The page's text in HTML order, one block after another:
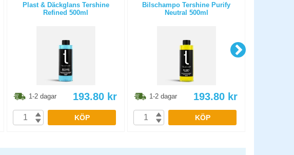
Plast & Däckglans Tershine
Refined 500ml
1-2 dagar 193.80 kr
KÖP
Bilschampo Tershine Purify
Neutral 500ml
1-2 dagar 193.80 kr
KÖP